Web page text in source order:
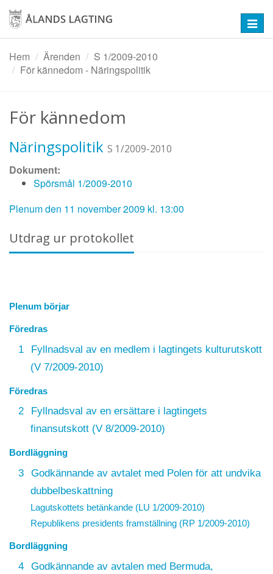
Hoppa
huvudinnehåll
Hem
Ärenden
S 1/2009-2010
För kännedom - Näringspolitik
För kännedom
Näringspolitik S 1/2009-2010
Dokument:
Spörsmål 1/2009-2010
Plenum den 11 november 2009 kl. 13:00
Utdrag ur protokollet
Plenum börjar
Föredras
1
Fyllnadsval av en medlem i lagtingets kulturutskott
(V 7/2009-2010)
Föredras
2
Fyllnadsval av en ersättare i lagtingets
finansutskott (V 8/2009-2010)
Bordläggning
3
Godkännande av avtalet med Polen för att undvika
dubbelbeskattning
Lagutskottets betänkande (LU 1/2009-2010)
Republikens presidents framställning (RP 1/2009-2010)
Bordläggning
4
Godkännande av avtalen med Bermuda,